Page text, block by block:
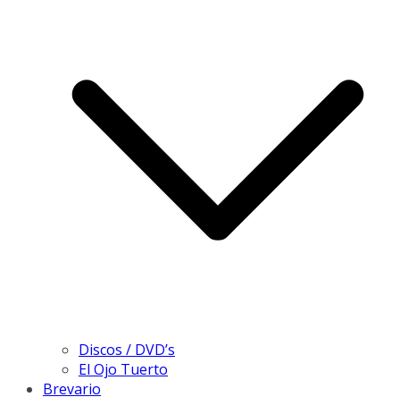
Discos / DVD’s
El Ojo Tuerto
Brevario